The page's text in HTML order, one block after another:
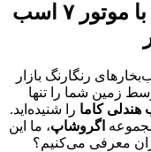
بررسی صفر تا صد تیلر ۷۳۲ با موتور ۷ اسب
رنگارنگ بازار
زمین شما را تنها
را شنیده‌اید.
اگروشاپ، ما این
معرفی می‌کنیم؟